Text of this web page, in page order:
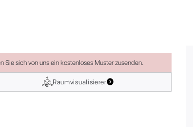
sich von uns ein kostenloses Muster zusenden.
Raumvisualisierer